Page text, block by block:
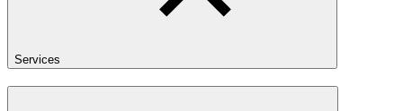
Services